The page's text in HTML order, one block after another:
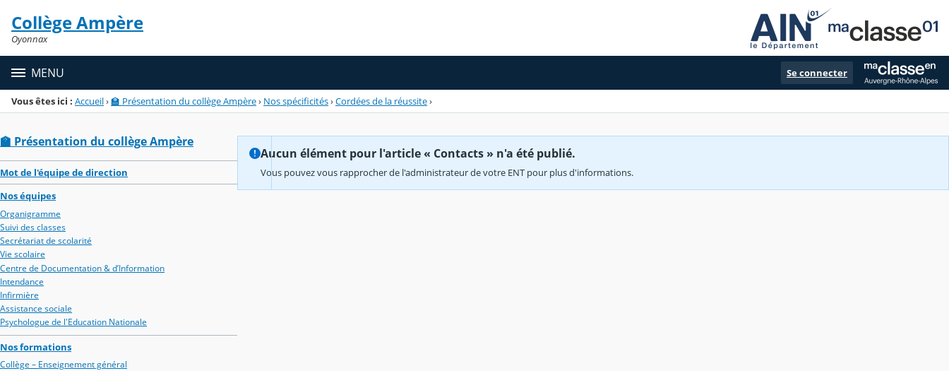
Menu de la rubrique
Contenu
Collège Ampère
Oyonnax
MENU Se connecter
Vous êtes ici : Accueil›🏫 Présentation du collège Ampère› Nos spécificités›Cordées de la réussite›
🏫 Présentation du collège Ampère
Mot de l'équipe de direction
Nos équipes
Organigramme
Suivi des classes
Secrétariat de scolarité
Vie scolaire
Centre de Documentation & d’Information
Intendance
Infirmière
Assistance sociale
Psychologue de l'Education Nationale
Nos formations
Collège – Enseignement général
Aucun élément pour l'article « Contacts » n'a été publié.
Vous pouvez vous rapprocher de l'administrateur de votre ENT pour plus d'informations.